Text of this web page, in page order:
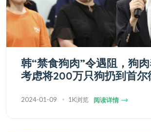
韩“禁食狗肉”令遇阻，狗
考虑将200万只狗扔到首尔
2024-01-09 1K浏览 阅读详情